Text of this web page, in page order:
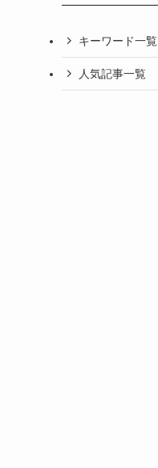
キーワード一覧
人気記事一覧